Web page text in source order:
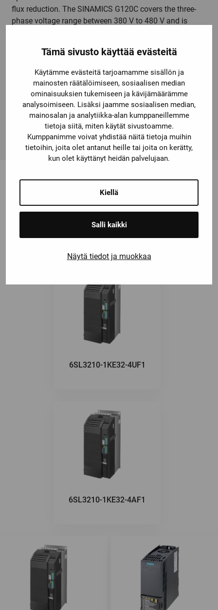
Tämä sivusto käyttää evästeitä
Käytämme evästeitä tarjoamamme sisällön ja
mainosten räätälöimiseen, sosiaalisen median
ominaisuuksien tukemiseen ja kävijämäärämme
analysoimiseen. Lisäksi jaamme sosiaalisen median,
mainosalan ja analytiikka-alan kumppaneillemme
tietoja siitä, miten käytät sivustoamme.
Kumppanimme voivat yhdistää näitä tietoja muihin
tietoihin, joita olet antanut heille tai joita on kerätty,
kun olet käyttänyt heidän palvelujaan.
Kiellä
Salli kaikki
Näytä tiedot ja muokkaa
flux reduction. The SINAMICS G120C covers the three-
phase voltage range between 380 V to 480 V and is
converter can be individually adapted to the user's
requirements with various options, such as connecting
cables, line filters, braking resistors, line reactors, and
further accessories. The variable-speed devices are an
integral part of Totally Integrated Automation (TIA) and
work optimally together with SIMATIC controllers, for
example. SINAMICS – simply my drive!
Saatat olla kiinnostunut myös
näistä
6SL3210-1KE32-4UF1
6SL3210-1KE32-4AF1